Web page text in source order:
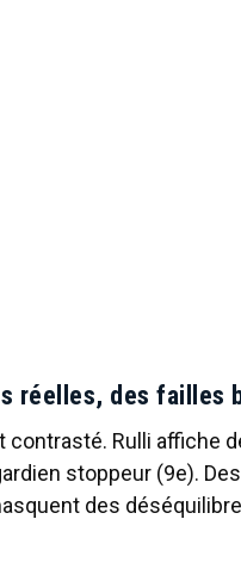
réelles, des failles
contrasté. Rulli affiche
stoppeur (9e).
des